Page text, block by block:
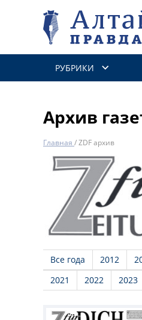
РУБРИКИ
Архив
Главная /ZDF архив
Все года 2012
2021
2022 2023